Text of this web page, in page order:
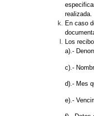
realizada.
En caso
Los
a).-
c).-
d).- Mes
e).-